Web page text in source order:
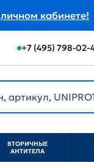
личном кабинете!
+7 (495) 798-02-
ВТОРИЧНЫЕ
АНТИТЕЛА